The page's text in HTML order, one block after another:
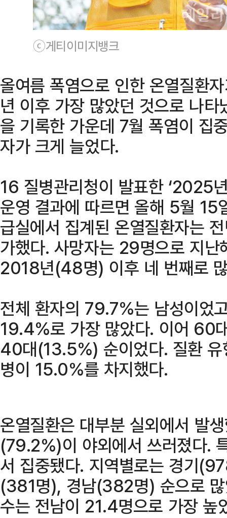
ⓒ게티이미지뱅크
올여름 폭염으로 인한 온열질
년 이후 가장 많았던 것으로 나
을 기록한 가운데 7월 폭염이 집
자가 크게 늘었다.
16 질병관리청이 발표한 ‘2025
운영 결과에 따르면 올해 5월
급실에서 집계된 온열질환자는
가했다. 사망자는 29명으로 지
2018년(48명) 이후 네 번째로
전체 환자의 79.7%는 남성이었
19.4%로 가장 많았다. 이어
40대(13.5%) 순이었다. 질환
병이 15.0%를 차지했다.
온열질환은 대부분 실외에서 발
(79.2%)이 야외에서 쓰러졌다.
서 집중됐다. 지역별로는 경기
(381명), 경남(382명) 순으로
수는 전남이 21.4명으로 가장 높